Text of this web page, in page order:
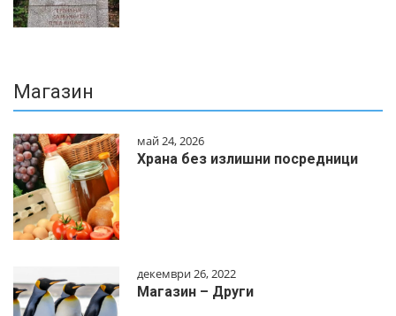
Магазин
май 24, 2026
Храна без излишни посредници
декември 26, 2022
Магазин – Други